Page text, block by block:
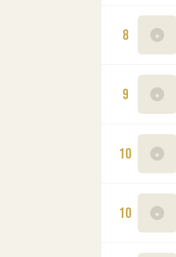
8
9
10
10